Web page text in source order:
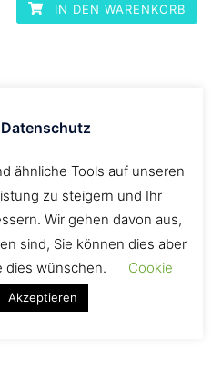
IN DEN WARENKORB
ähnliche Tools auf unseren
zu steigern und Ihr
Wir gehen davon aus,
sind, Sie können dies aber
dies wünschen.
Cookie
Akzeptieren